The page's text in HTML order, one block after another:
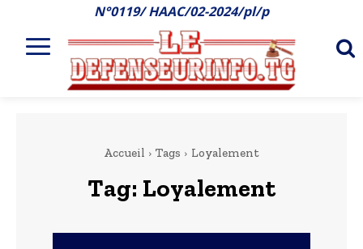
N°0119/ HAAC/02-2024/pl/p
Accueil Tags Loyalement
Tag: Loyalement